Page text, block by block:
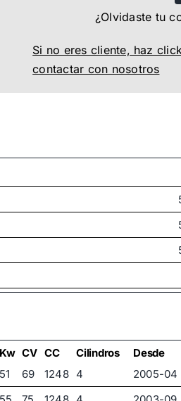
¿Olvidaste tu
Si no eres cliente, haz
contactar con nosotros
Kw CV CC Cilindros Desde
51 69 1248 4 2005-04